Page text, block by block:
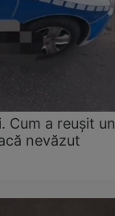
Cum a reușit un
nevăzut